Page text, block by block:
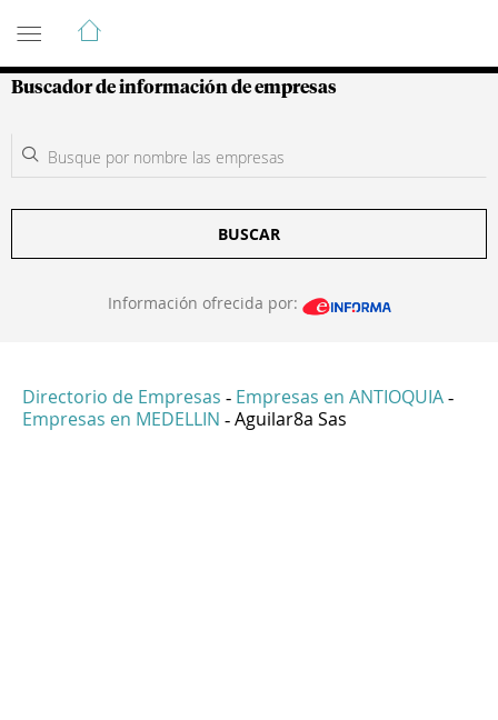
Guía de Empresas Colombianas
Buscador de información de empresas
BUSCAR
Información ofrecida por:
Directorio de Empresas - Empresas en ANTIOQUIA -
Empresas en MEDELLIN - Aguilar8a Sas